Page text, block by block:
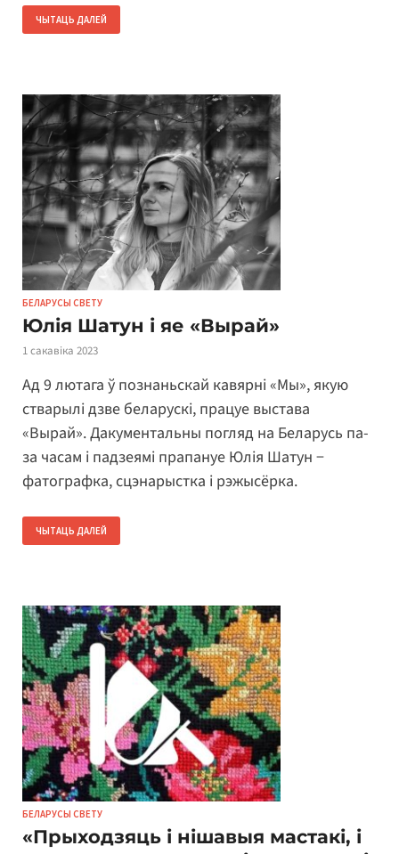
ЧЫТАЦЬ ДАЛЕЙ
БЕЛАРУСЫ СВЕТУ
Юлія Шатун і яе «Вырай»
1 сакавіка 2023
Ад 9 лютага ў познаньскай кавярні «Мы», якую
стварылі дзве беларускі, працуе выстава
«Вырай». Дакументальны погляд на Беларусь па-
за часам і падзеямi прапануе Юлія Шатун −
фатографка, сцэнарыстка і рэжысёрка.
ЧЫТАЦЬ ДАЛЕЙ
БЕЛАРУСЫ СВЕТУ
«Прыходзяць і нішавыя мастакі, і